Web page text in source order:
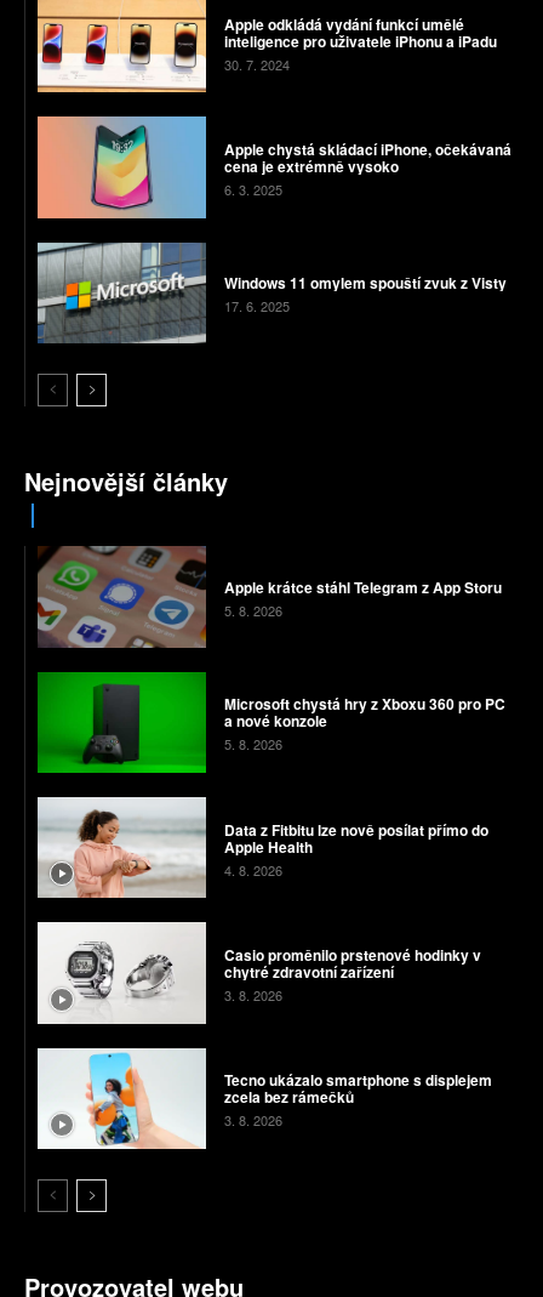
Apple odkládá vydání funkcí umělé
inteligence pro uživatele iPhonu a iPadu
30. 7. 2024
Apple chystá skládací iPhone, očekávaná
cena je extrémně vysoko
6. 3. 2025
Windows 11 omylem spouští zvuk z Visty
17. 6. 2025
Nejnovější články
Apple krátce stáhl Telegram z App Storu
5. 8. 2026
Microsoft chystá hry z Xboxu 360 pro PC
a nové konzole
5. 8. 2026
Data z Fitbitu lze nově posílat přímo do
Apple Health
4. 8. 2026
Casio proměnilo prstenové hodinky v
chytré zdravotní zařízení
3. 8. 2026
Tecno ukázalo smartphone s displejem
zcela bez rámečků
3. 8. 2026
Provozovatel webu